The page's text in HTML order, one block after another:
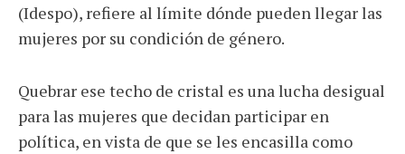
(Idespo), refiere al límite dónde pueden llegar las
mujeres por su condición de género.
Quebrar ese techo de cristal es una lucha desigual
para las mujeres que decidan participar en
política, en vista de que se les encasilla como